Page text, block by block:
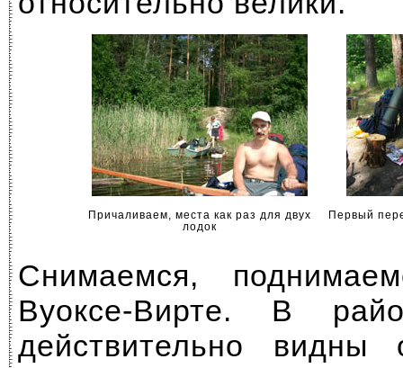
Причаливаем, места как раз для двух
лодок
Первый
Снимаемся,
Вуоксе-Вирте. В
действительно видны